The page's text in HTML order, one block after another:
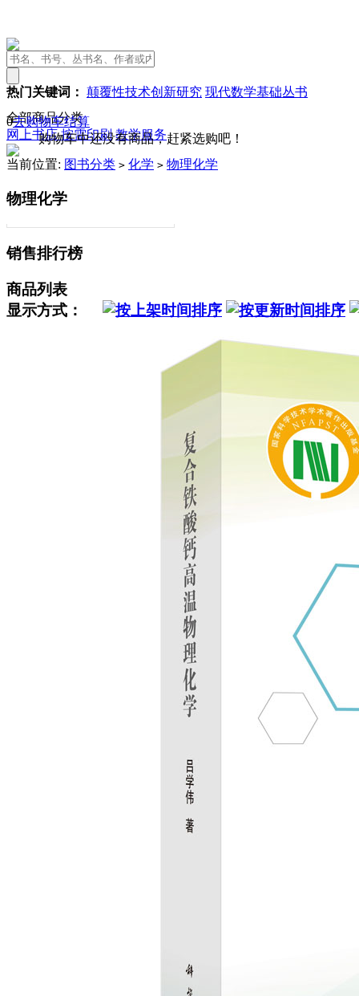
热门关键词： 颠覆性技术创新研究 现代数学基础丛书
0去购物车结算
购物车中还没有商品，赶紧选购吧！
全部商品分类
网上书店按需印刷 教学服务
当前位置: 图书分类 > 化学 > 物理化学
物理化学
销售排行榜
商品列表
显示方式：